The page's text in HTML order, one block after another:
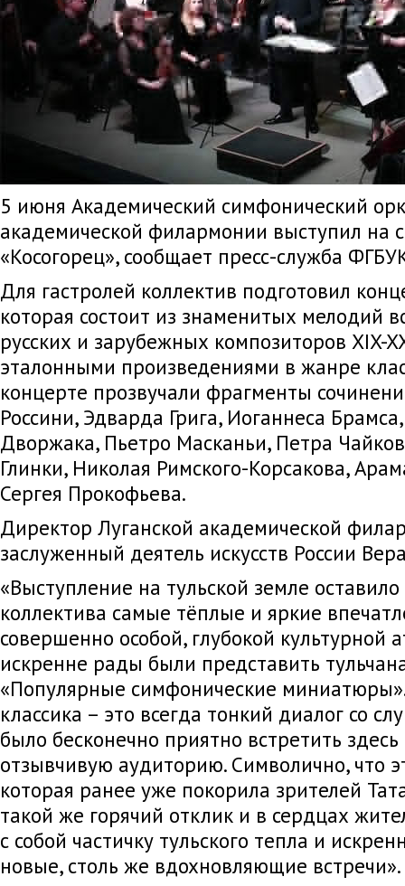
5 июня Академический симфонический
академической филармонии выступил на
«Косогорец», сообщает пресс-служба
Для гастролей коллектив подготовил
которая состоит из знаменитых мелодий
русских и зарубежных композиторов XIX-
эталонными произведениями в жанре
концерте прозвучали фрагменты
Россини, Эдварда Грига, Иоганнеса
Дворжака, Пьетро Масканьи, Петра
Глинки, Николая Римского-Корсакова,
Сергея Прокофьева.
Директор Луганской академической
заслуженный деятель искусств России
«Выступление на тульской земле
коллектива самые тёплые и яркие
совершенно особой, глубокой культурной
искренне рады были представить
«Популярные симфонические
классика – это всегда тонкий диалог со
было бесконечно приятно встретить здесь
отзывчивую аудиторию. Символично, что
которая ранее уже покорила зрителей
такой же горячий отклик и в сердцах
с собой частичку тульского тепла и
новые, столь же вдохновляющие встречи».